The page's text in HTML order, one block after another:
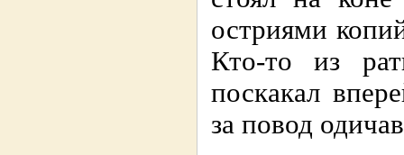
остриями
Кто-то из
поскакал
за повод